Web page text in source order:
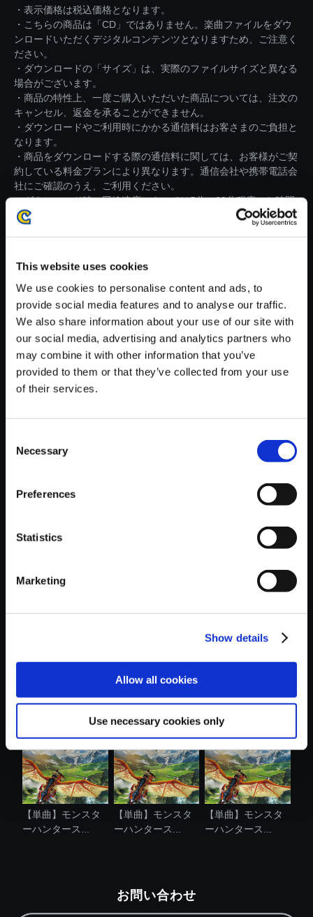
This website uses cookies
We use cookies to personalise content and ads, to
provide social media features and to analyse our traffic.
We also share information about your use of our site with
our social media, advertising and analytics partners who
may combine it with other information that you’ve
provided to them or that they’ve collected from your use
of their services.
Selection
Necessary
Preferences
Statistics
Marketing
Show details
Allow all cookies
Use necessary cookies only
・表示価格は税込価格となります。
・こちらの商品は「CD」ではありません。楽曲ファイルをダウ
ンロードいただくデジタルコンテンツとなりますため、ご注意く
ださい。
・ダウンロードの「サイズ」は、実際のファイルサイズと異なる
場合がございます。
・商品の特性上、一度ご購入いただいた商品については、注文の
キャンセル、返金を承ることができません。
・ダウンロードやご利用時にかかる通信料はお客さまのご負担と
なります。
・商品をダウンロードする際の通信料に関しては、お客様がご契
約している料金プランにより異なります。通信会社や携帯電話会
社にご確認のうえ、ご利用ください。
・ダウンロード時、回線速度によっては5分～60分程度のお時間
がかかる場合がございます。
※ご購入いただいたファイルのダウンロードの際には、通信環境
【単曲】モンスターハンタース
トーリーズ2 ～破滅の翼～ オ
150円
【単曲】モンスタ
【単曲】モンスタ
ーハンタース...
【単曲】モンスタ
ーハンタース...
【単曲】モンスタ
ーハンタース...
お問い合わせ